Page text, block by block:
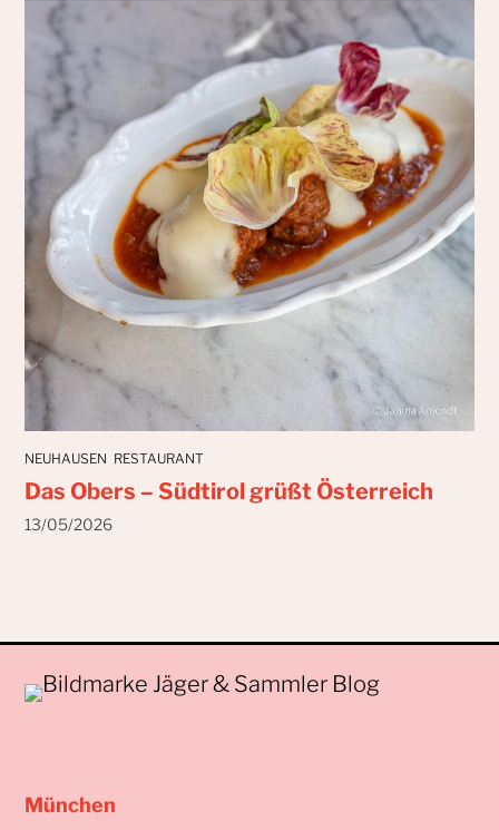
NEUHAUSEN RESTAURANT
Das Obers – Südtirol grüßt Österreich
13/05/2026
München